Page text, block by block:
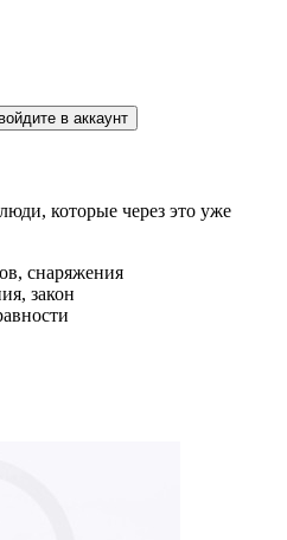
войдите в аккаунт
которые через это уже
снаряжения
закон